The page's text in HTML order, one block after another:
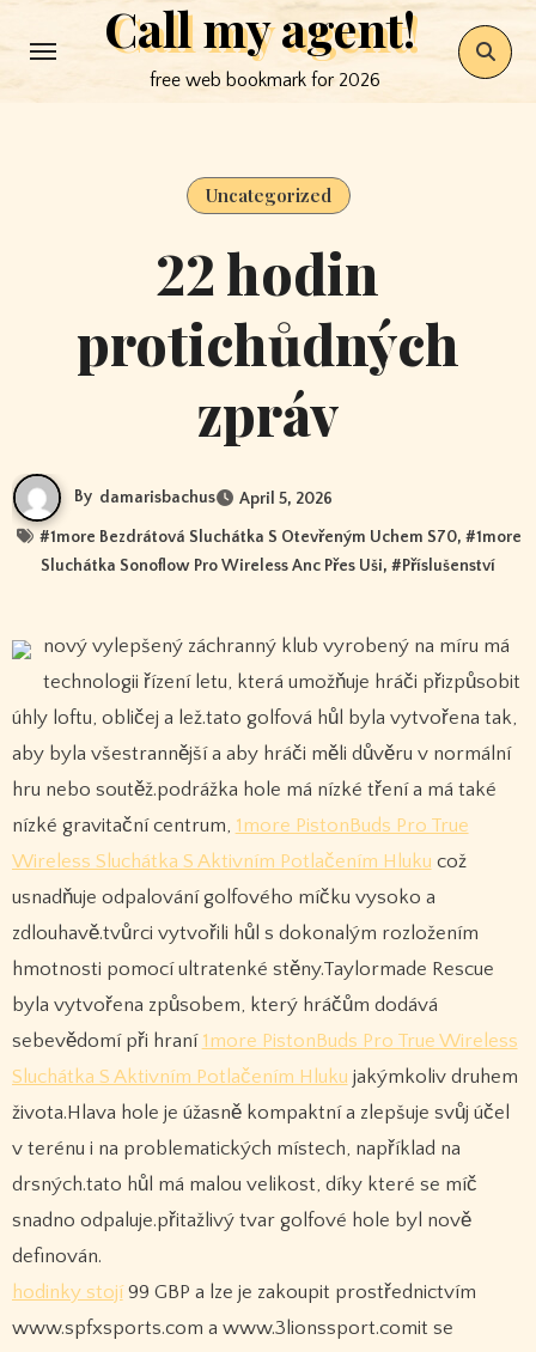
to
Call my agent!
free web bookmark for 2026
Uncategorized
22 hodin
protichůdných
zpráv
By damarisbachus April 5, 2026
#1more Bezdrátová Sluchátka S Otevřeným Uchem S70, #1more
Sluchátka Sonoflow Pro Wireless Anc Přes Uši, #Příslušenství
nový vylepšený záchranný klub vyrobený na míru má
technologii řízení letu, která umožňuje hráči přizpůsobit
úhly loftu, obličej a lež.tato golfová hůl byla vytvořena tak,
aby byla všestrannější a aby hráči měli důvěru v normální
hru nebo soutěž.podrážka hole má nízké tření a má také
nízké gravitační centrum, 1more PistonBuds Pro True
Wireless Sluchátka S Aktivním Potlačením Hluku což
usnadňuje odpalování golfového míčku vysoko a
zdlouhavě.tvůrci vytvořili hůl s dokonalým rozložením
hmotnosti pomocí ultratenké stěny.Taylormade Rescue
byla vytvořena způsobem, který hráčům dodává
sebevědomí při hraní 1more PistonBuds Pro True Wireless
Sluchátka S Aktivním Potlačením Hluku jakýmkoliv druhem
života.Hlava hole je úžasně kompaktní a zlepšuje svůj účel
v terénu i na problematických místech, například na
drsných.tato hůl má malou velikost, díky které se míč
snadno odpaluje.přitažlivý tvar golfové hole byl nově
definován.
hodinky stojí99 GBP a lze je zakoupit prostřednictvím
www.spfxsports.com a www.3lionssport.comit se